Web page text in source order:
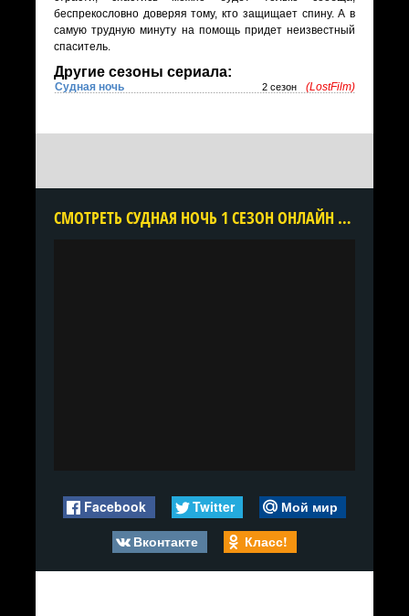
беспрекословно доверяя тому, кто защищает спину. А в
самую трудную минуту на помощь придет неизвестный
спаситель.
Другие сезоны сериала:
Судная ночь 2 сезон (LostFilm)
CМОТРЕТЬ СУДНАЯ НОЧЬ 1 СЕЗОН ОНЛАЙН В ХОРОШЕМ КАЧЕСТВЕ ВСЕ СЕРИИ ПОДРЯД БЕСПЛАТНО
Facebook Twitter
Мой мир
Вконтакте
Класс!